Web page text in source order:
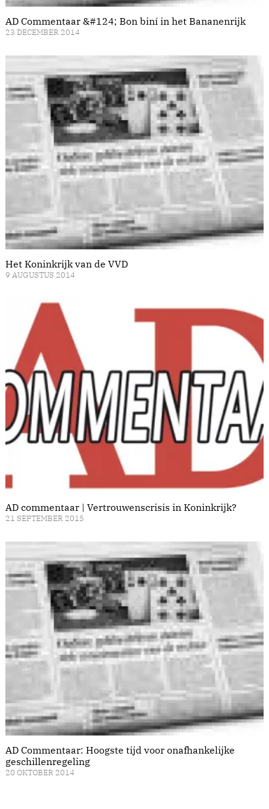
AD Commentaar &#124; Bon biní in het Bananenrijk
23 DECEMBER 2014
Het Koninkrijk van de VVD
9 AUGUSTUS 2014
AD commentaar | Vertrouwenscrisis in Koninkrijk?
21 SEPTEMBER 2015
AD Commentaar: Hoogste tijd voor onafhankelijke
geschillenregeling
20 OKTOBER 2014